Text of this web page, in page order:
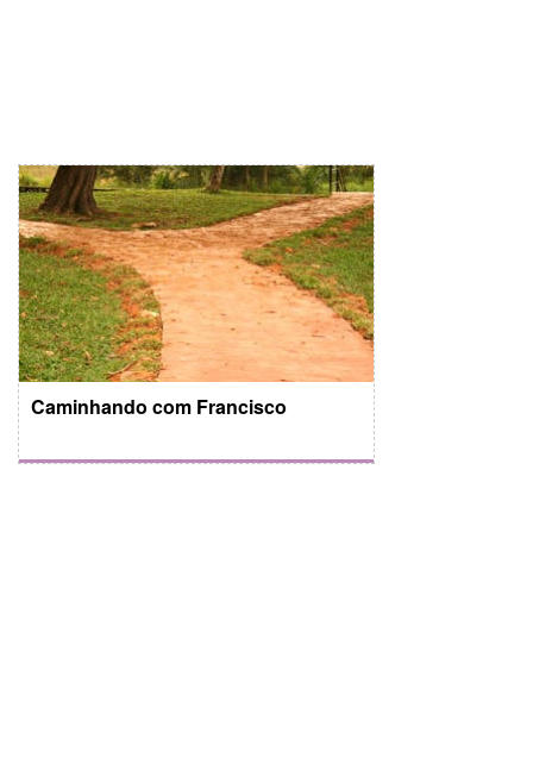
Caminhando com Francisco